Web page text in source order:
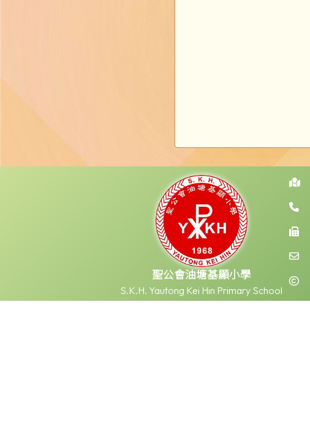
聖公會油塘基顯小學
S.K.H. Yautong Kei Hin Primary School